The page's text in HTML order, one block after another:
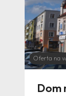
Oferta na
Dom